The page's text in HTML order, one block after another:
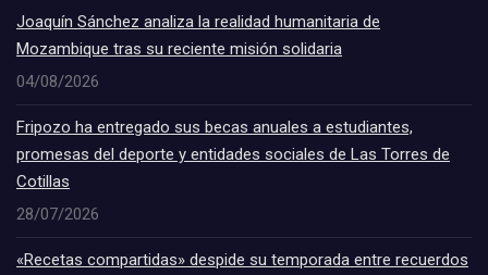
Joaquín Sánchez analiza la realidad humanitaria de
Mozambique tras su reciente misión solidaria
04/08/2026
Fripozo ha entregado sus becas anuales a estudiantes,
promesas del deporte y entidades sociales de Las Torres de
Cotillas
28/07/2026
«Recetas compartidas» despide su temporada entre recuerdos